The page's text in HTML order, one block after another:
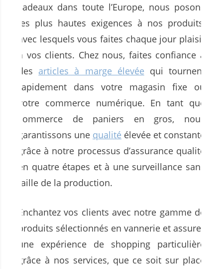
cadeaux dans toute l’Europe, nous posons
les plus hautes exigences à nos produits,
avec lesquels vous faites chaque jour plaisir
à vos clients. Chez nous, faites confiance à
des articles à marge élevée qui tournent
rapidement dans votre magasin fixe ou
votre commerce numérique. En tant que
commerce de paniers en gros, nous
garantissons une qualité élevée et constante
grâce à notre processus d’assurance qualité
en quatre étapes et à une surveillance sans
faille de la production.
Enchantez vos clients avec notre gamme de
produits sélectionnés en vannerie et assurez
une expérience de shopping particulière
grâce à nos services, que ce soit sur place